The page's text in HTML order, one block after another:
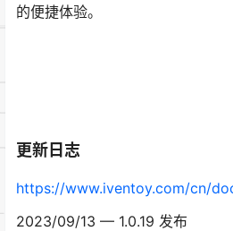
的便捷体验。
更新日志
https://www.iventoy.com/cn/
2023/09/13 — 1.0.19 发布